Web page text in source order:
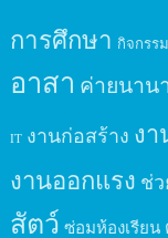
การศึกษา กิจกรร
อาสา ค่ายนาน
IT งานก่อสร้าง ง
งานออกแรง ช่
สัตว์ ซ่อมห้องเรียน